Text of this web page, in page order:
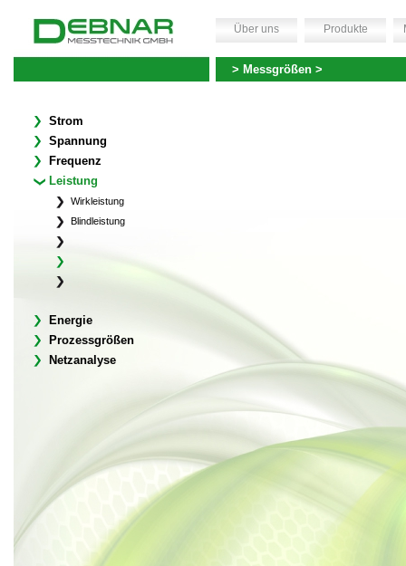
> Messgrößen >
Über uns Produkte
Strom
Spannung
Frequenz
Leistung
Wirkleistung
Blindleistung
Energie
Prozessgrößen
Netzanalyse